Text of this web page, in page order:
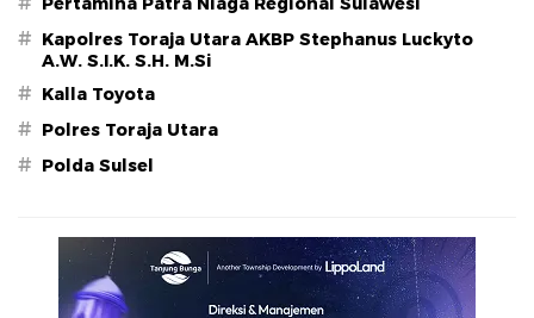
# Kapolres Toraja Utara AKBP Stephanus Luckyto
A.W. S.I.K. S.H. M.Si
# Kalla Toyota
# Polres Toraja Utara
# Polda Sulsel